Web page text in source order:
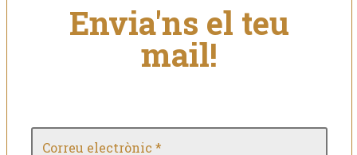
Envia'ns el teu
mail!